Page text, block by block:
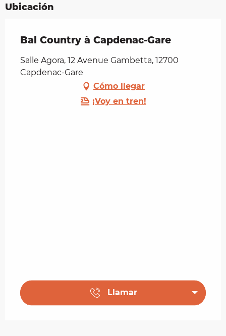
Ubicación
Bal Country à Capdenac-Gare
Salle Agora, 12 Avenue Gambetta, 12700
Capdenac-Gare
Cómo llegar
¡Voy en tren!
Llamar